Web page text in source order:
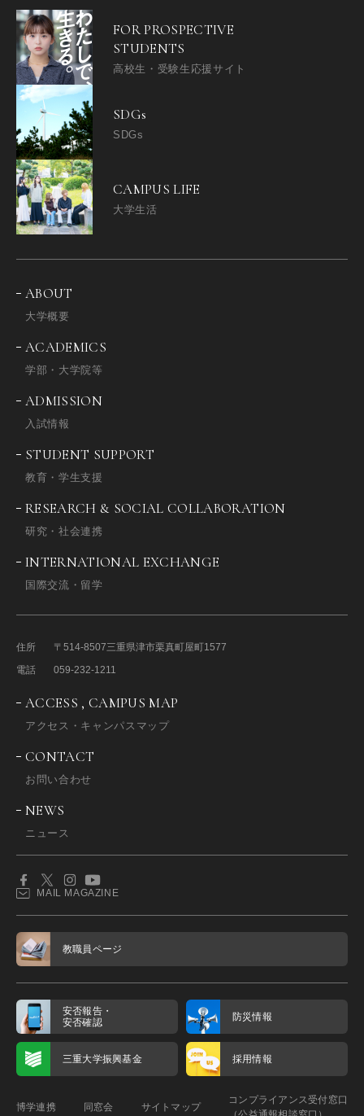
FOR PROSPECTIVE
STUDENTS
高校生・受験生応援サイト
SDGs
SDGs
CAMPUS LIFE
大学生活
ABOUT
大学概要
ACADEMICS
学部・大学院等
ADMISSION
入試情報
STUDENT SUPPORT
教育・学生支援
RESEARCH & SOCIAL COLLABORATION
研究・社会連携
INTERNATIONAL EXCHANGE
国際交流・留学
住所 〒514-8507三重県津市栗真町屋町1577
電話
059-232-1211
ACCESS , CAMPUS MAP
アクセス・キャンパスマップ
CONTACT
お問い合わせ
NEWS
ニュース
MAIL MAGAZINE
教職員ページ
安否報告・
安否確認
防災情報
三重大学振興基金 採用情報
博学連携 同窓会 サイトマップ
コンプライアンス受付窓口